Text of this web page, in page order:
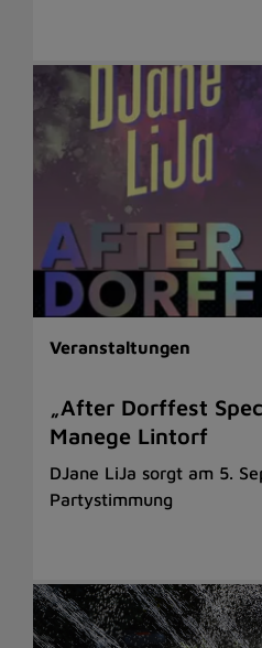
Veranstaltungen
„After Dorffest
Manege Lintorf
DJane LiJa sorgt am 5.
Partystimmung